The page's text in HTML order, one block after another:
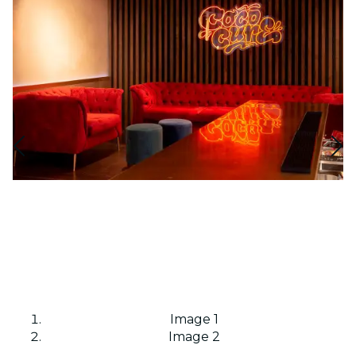
Image 1
Image 2